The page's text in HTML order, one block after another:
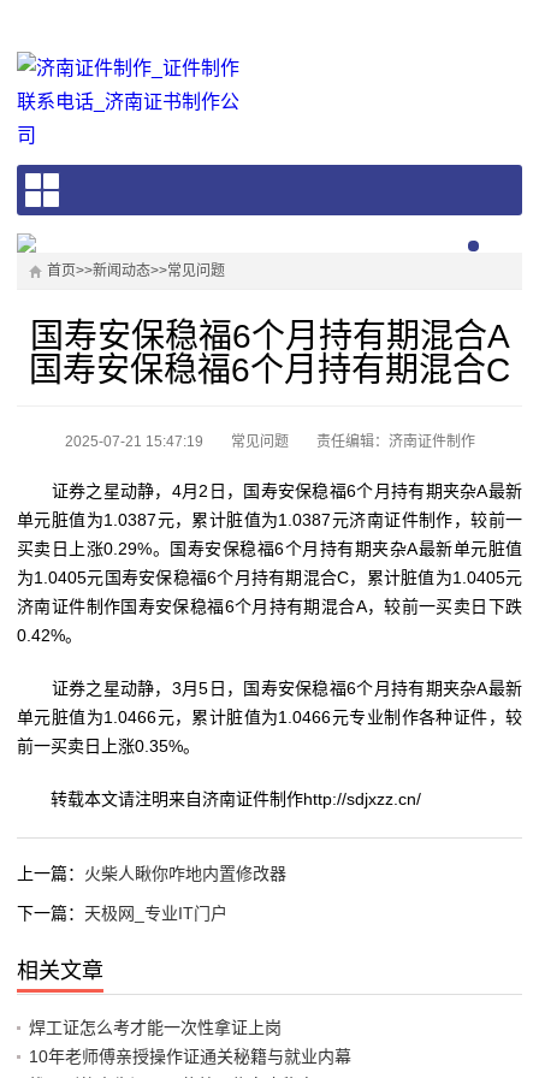
首页>>新闻动态>>常见问题
国寿安保稳福6个月持有期混合A
国寿安保稳福6个月持有期混合C
2025-07-21 15:47:19 常见问题 责任编辑：济南证件制作
证券之星动静，4月2日，国寿安保稳福6个月持有期夹杂A最新
单元脏值为1.0387元，累计脏值为1.0387元济南证件制作，较前一
买卖日上涨0.29%。国寿安保稳福6个月持有期夹杂A最新单元脏值
为1.0405元国寿安保稳福6个月持有期混合C，累计脏值为1.0405元
济南证件制作国寿安保稳福6个月持有期混合A，较前一买卖日下跌
0.42%。
证券之星动静，3月5日，国寿安保稳福6个月持有期夹杂A最新
单元脏值为1.0466元，累计脏值为1.0466元专业制作各种证件，较
前一买卖日上涨0.35%。
转载本文请注明来自济南证件制作http://sdjxzz.cn/
上一篇： 火柴人瞅你咋地内置修改器
下一篇： 天极网_专业IT门户
相关文章
焊工证怎么考才能一次性拿证上岗
10年老师傅亲授操作证通关秘籍与就业内幕